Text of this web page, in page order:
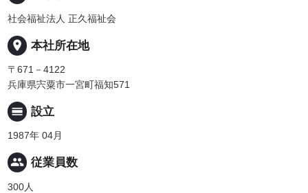
社会福祉法人 正久福祉会
place 本社所在地
〒671－4122
兵庫県宍粟市一宮町福知571
calendar_view_day 設立
1987年 04月
people 従業員数
300人